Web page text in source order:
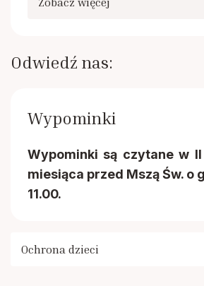
Odwiedź nas:
Wypominki
Wypominki są czytane w
miesiąca przed Mszą Św. o
11.00.
Ochrona dzieci